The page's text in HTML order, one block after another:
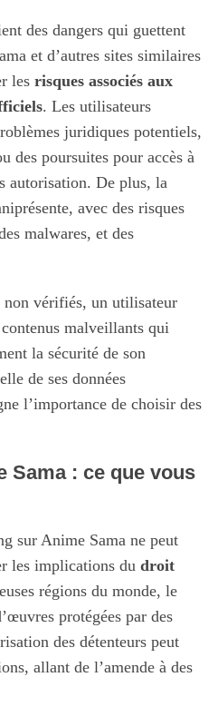
des dangers qui guettent
et d’autres sites similaires
les risques associés aux
. Les utilisateurs
juridiques potentiels,
des poursuites pour accès à
autorisation. De plus, la
avec des risques
malwares, et des
non vérifiés, un utilisateur
malveillants qui
la sécurité de son
de ses données
l’importance de choisir des
Sama : ce que vous
sur Anime Sama ne peut
les implications du droit
régions du monde, le
protégées par des
des détenteurs peut
allant de l’amende à des